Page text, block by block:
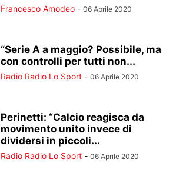
Francesco Amodeo - 06 Aprile 2020
“Serie A a maggio? Possibile, ma
con controlli per tutti non...
Radio Radio Lo Sport - 06 Aprile 2020
Perinetti: “Calcio reagisca da
movimento unito invece di
dividersi in piccoli...
Radio Radio Lo Sport - 06 Aprile 2020